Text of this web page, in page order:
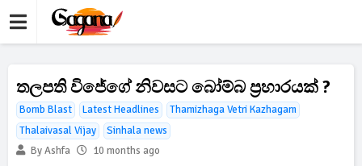
තලපති විජේගේ නිවසට බෝම්බ ප්‍රහාරයක් ?
Bomb Blast Latest Headlines
Thamizhaga Vetri Kazhagam
Thalaivasal Vijay
Sinhala news
By Ashfa
10 months ago